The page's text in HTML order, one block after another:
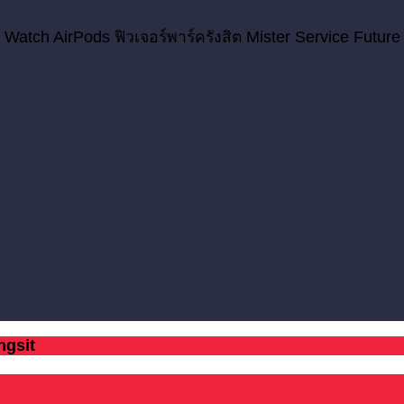
AirPods ฟิวเจอร์พาร์ครังสิต Mister Service